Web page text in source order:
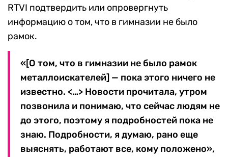
RTVI подтвердить или опровергнуть
информацию о том, что в гимназии не было
рамок.
«[О том, что в гимназии не было рамок
металлоискателей] — пока этого ничего не
известно. <…> Новости прочитала, утром
позвонила и понимаю, что сейчас людям не
до этого, поэтому я подробностей пока не
знаю. Подробности, я думаю, рано еще
выяснять, работают все, кому положено»,